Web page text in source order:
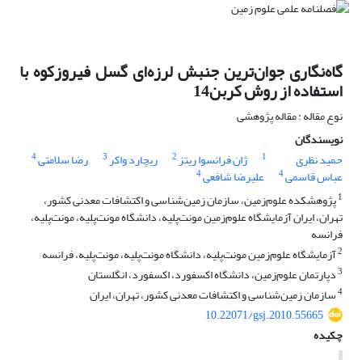
گاه‌نگاری جوان‌ترین جنبش لرزه‌ای گسل فیروزکوه با
استفاده از روش کربن14
نوع مقاله : مقاله پژوهشی
نویسندگان
حمید نظری
1 ژان فرانسوا ریتز2 ریچارد واکر3 رضا سلامتی4
عباس قاسمی4 علیرضا شافعی4
1پژوهشکده علوم‌زمین، سازمان زمین‌شناسی و اکتشافات معدنی کشور،
تهران، ایران آزمایشگاه علوم‌زمین مونت‌پلیه، دانشگاه مونت‌پلیه، مونت‌پلیه،
فرانسه
2آزمایشگاه علوم‌زمین مونت‌پلیه، دانشگاه مونت‌پلیه، مونت‌پلیه، فرانسه
3دپارتمان علوم‌زمین، دانشگاه اکسفورد، اکسفورد، انگلستان
4سازمان زمین‌شناسی و اکتشافات معدنی کشور، تهران، ایران
10.22071/gsj.2010.55665
چکیده